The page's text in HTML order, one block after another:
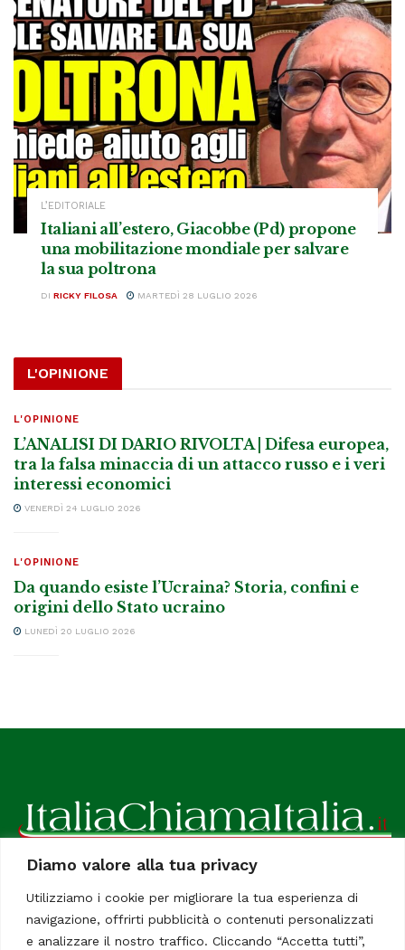
Diamo valore alla tua privacy
Utilizziamo i cookie per migliorare la tua esperienza di
navigazione, offrirti pubblicità o contenuti personalizzati
e analizzare il nostro traffico. Cliccando “Accetta tutti”,
L’EDITORIALE
Italiani all’estero, Giacobbe (Pd) propone
una mobilitazione mondiale per salvare
la sua poltrona
DI RICKY FILOSA MARTEDÌ 28 LUGLIO 2026
L'OPINIONE
L'OPINIONE
L’ANALISI DI DARIO RIVOLTA | Difesa europea,
tra la falsa minaccia di un attacco russo e i veri
interessi economici
VENERDÌ 24 LUGLIO 2026
L'OPINIONE
Da quando esiste l’Ucraina? Storia, confini e
origini dello Stato ucraino
LUNEDÌ 20 LUGLIO 2026
ItaliaChiamaItalia, il TUO quotidiano online preferito.
Dedicato in particolare a tutti gli italiani residenti all'estero.
Tutti i diritti sono riservati. Quotidiano online indipendente